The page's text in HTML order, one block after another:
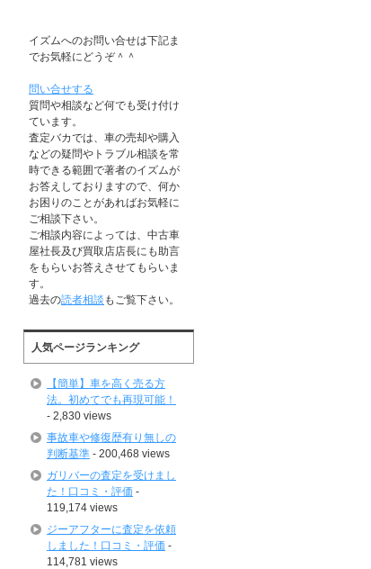
イズムへのお問い合せは下記ま
でお気軽にどうぞ＾＾
問い合せする
質問や相談など何でも受け付け
ています。
査定バカでは、車の売却や購入
などの疑問やトラブル相談を常
時できる範囲で著者のイズムが
お答えしておりますので、何か
お困りのことがあればお気軽に
ご相談下さい。
ご相談内容によっては、中古車
屋社長及び買取店店長にも助言
をもらいお答えさせてもらいま
す。
過去の読者相談 もご覧下さい。
人気ページランキング
【簡単】車を高く売る方
法。初めてでも再現可能！
- 2,830 views
事故車や修復歴有り無しの
判断基準 - 200,468 views
ガリバーの査定を受けまし
た！口コミ・評価 -
119,174 views
ジーアフターに査定を依頼
しました！口コミ・評価 -
114,781 views